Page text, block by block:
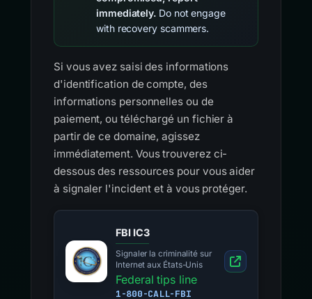
immediately. Do not engage
with recovery scammers.
Si vous avez saisi des informations
d'identification de compte, des
informations personnelles ou de
paiement, ou téléchargé un fichier à
partir de ce domaine, agissez
immédiatement. Vous trouverez ci-
dessous des ressources pour vous aider
à signaler l'incident et à vous protéger.
FBI IC3
Signaler la criminalité sur
Internet aux États-Unis
Federal tips line
1-800-CALL-FBI